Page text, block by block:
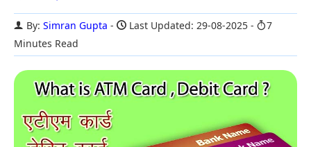
By: Simran Gupta Last Updated: 29-08-2025
7
Minutes Read